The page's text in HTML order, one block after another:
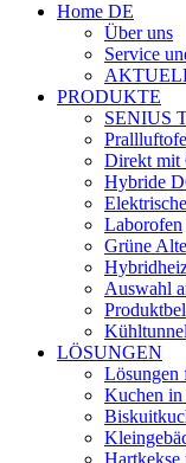
Home DE
Über uns
Service
PRODUKTE
SENIUS
Direkt mit
Hybride
Laborofen
Grüne
Auswahl
Kühltunnel
LÖSUNGEN
Lösungen
Kuchen in
Hartkekse